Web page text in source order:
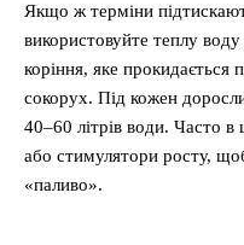
Якщо ж терміни
використовуйте теплу
коріння, яке прокидається
сокорух. Під кожен
40–60 літрів води. Часто
або стимулятори росту,
«паливо».